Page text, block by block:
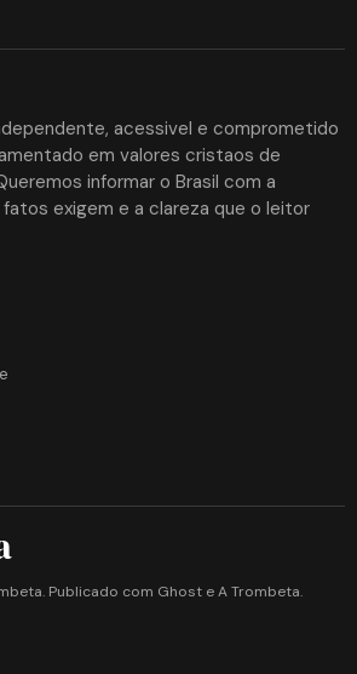
acessivel e comprometido
em valores cristaos de
informar o Brasil com a
exigem e a clareza que o leitor
Publicado com Ghost eA Trombeta.